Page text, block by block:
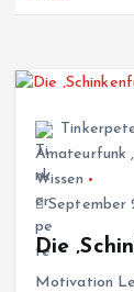
Amateurfunk ,
Wissen
September
Die
Motivation